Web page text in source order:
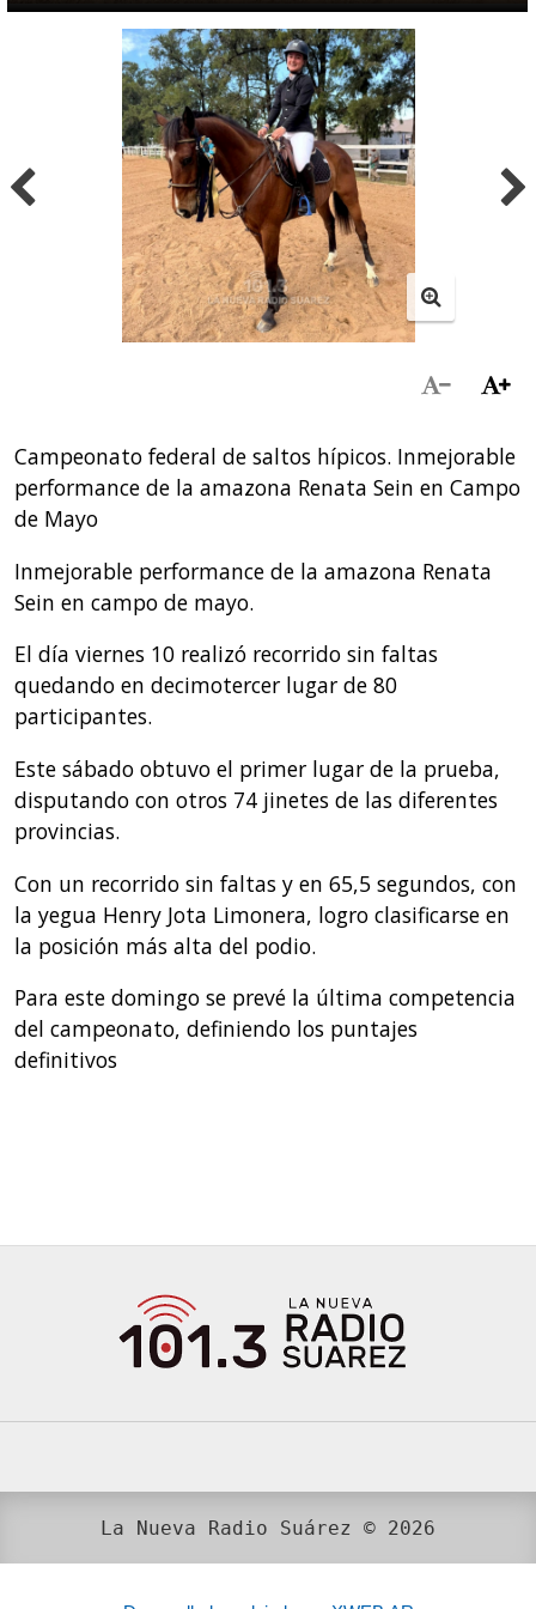
Campeonato federal de saltos hípicos. Inmejorable
performance de la amazona Renata Sein en Campo
de Mayo
Inmejorable performance de la amazona Renata
Sein en campo de mayo.
El día viernes 10 realizó recorrido sin faltas
quedando en decimotercer lugar de 80
participantes.
Este sábado obtuvo el primer lugar de la prueba,
disputando con otros 74 jinetes de las diferentes
provincias.
Con un recorrido sin faltas y en 65,5 segundos, con
la yegua Henry Jota Limonera, logro clasificarse en
la posición más alta del podio.
Para este domingo se prevé la última competencia
del campeonato, definiendo los puntajes
definitivos
La Nueva Radio Suárez © 2026